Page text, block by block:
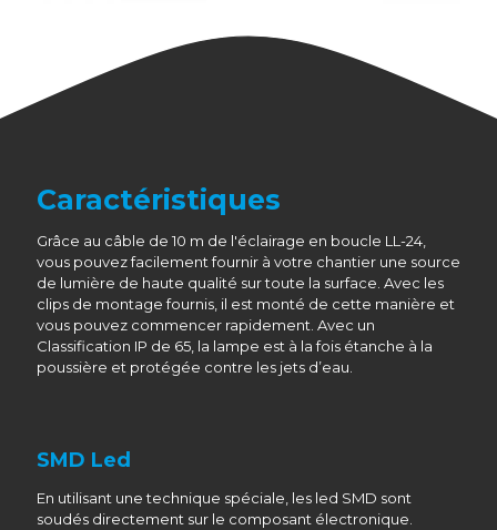
Caractéristiques
Grâce au câble de 10 m de l'éclairage en boucle LL-24,
vous pouvez facilement fournir à votre chantier une source
de lumière de haute qualité sur toute la surface. Avec les
clips de montage fournis, il est monté de cette manière et
vous pouvez commencer rapidement. Avec un
Classification IP de 65, la lampe est à la fois étanche à la
poussière et protégée contre les jets d’eau.
SMD Led
En utilisant une technique spéciale, les led SMD sont
soudés directement sur le composant électronique.